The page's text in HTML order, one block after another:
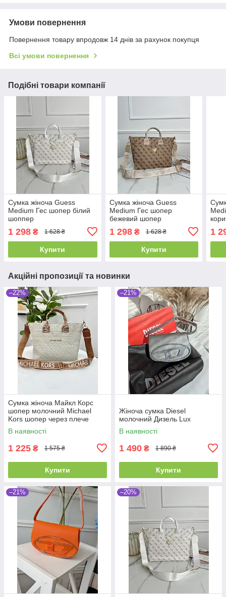
Умови повернення
Повернення товару впродовж 14 днів за рахунок покупця
Всі умови повернення
Подібні товари компанії
Сумка жіноча Guess
Medium Гес шопер білий
шоппер
1 298 ₴ 1 628 ₴
Купити
Сумка жіноча Guess
Medium Гес шопер
бежевий шопер
1 298₴ 1 628 ₴
Купити
1
Акційні пропозиції та новинки
–22%
Сумка жіноча Майкл Корс
шопер молочний Michael
Kors шопер через плече
В наявності
1 225 ₴ 1 575 ₴
Купити
–21%
Жіноча сумка Diesel
молочний Дизель Lux
В наявності
1 490 ₴ 1 890 ₴
Купити
–21% –20%